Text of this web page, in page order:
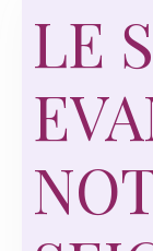
LE